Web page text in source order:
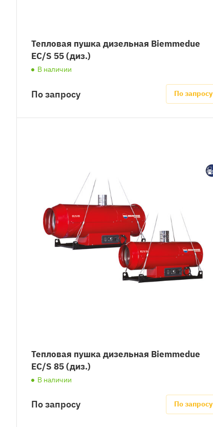
Тепловая пушка дизельная Biemmedue
EC/S 55 (диз.)
В наличии
По запросу По запросу
Тепловая пушка дизельная Biemmedue
EC/S 85 (диз.)
В наличии
По запросу По запросу